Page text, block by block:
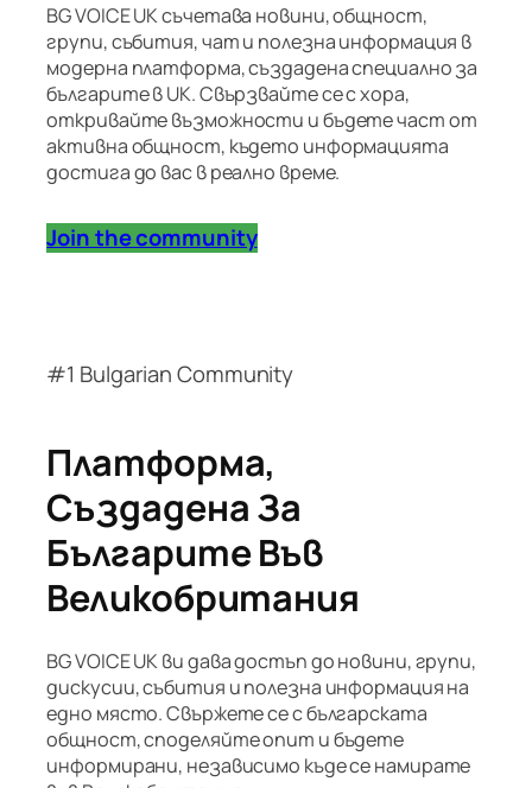
BG VOICE UK съчетава новини, общност,
групи, събития, чат и полезна информация в
модерна платформа, създадена специално за
българите в UK. Свързвайте се с хора,
откривайте възможности и бъдете част от
активна общност, където информацията
достига до вас в реално време.
Join the community
#1 Bulgarian Community
Платформа,
Създадена За
Българите Във
Великобритания
BG VOICE UK ви дава достъп до новини, групи,
дискусии, събития и полезна информация на
едно място. Свържете се с българската
общност, споделяйте опит и бъдете
информирани, независимо къде се намирате